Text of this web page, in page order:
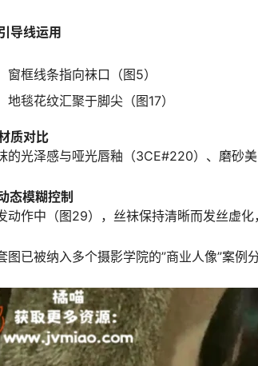
导线运用
窗框线条指向袜口（图5）
地毯花纹汇聚于脚尖（图17）
质对比
的光泽感与哑光唇釉（3CE#220）、磨砂
态模糊控制
动作中（图29），丝袜保持清晰而发丝虚化
图已被纳入多个摄影学院的”商业人像”案例